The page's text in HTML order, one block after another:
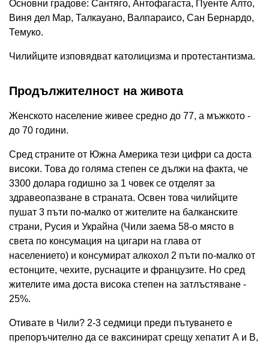
Основни градове: Сантяго, Антофагаста, Пуенте Алто,
Виня дел Мар, Талкауано, Валпараисо, Сан Бернардо,
Темуко.
Чилийците изповядват католицизма и протестантизма.
Продължителност на живота
Женското население живее средно до 77, а мъжкото -
до 70 години.
Сред страните от Южна Америка тези цифри са доста
високи. Това до голяма степен се дължи на факта, че
3300 долара годишно за 1 човек се отделят за
здравеопазване в страната. Освен това чилийците
пушат 3 пъти по-малко от жителите на балканските
страни, Русия и Украйна (Чили заема 58-о място в
света по консумация на цигари на глава от
населението) и консумират алкохол 2 пъти по-малко от
естонците, чехите, руснаците и французите. Но сред
жителите има доста висока степен на затлъстяване -
25%.
Отивате в Чили? 2-3 седмици преди пътуването е
препоръчително да се ваксинират срещу хепатит А и В,